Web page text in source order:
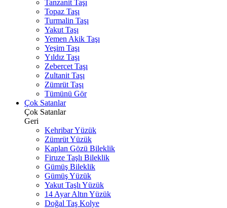
Tanzanit Taşı
Topaz Taşı
Turmalin Taşı
Yakut Taşı
Yemen Akik Taşı
Yeşim Taşı
Yıldız Taşı
Zebercet Taşı
Zultanit Taşı
Zümrüt Taşı
Tümünü Gör
Çok Satanlar
Çok Satanlar
Geri
Kehribar Yüzük
Zümrüt Yüzük
Kaplan Gözü Bileklik
Firuze Taşlı Bileklik
Gümüş Bileklik
Gümüş Yüzük
Yakut Taşlı Yüzük
14 Ayar Altın Yüzük
Doğal Taş Kolye